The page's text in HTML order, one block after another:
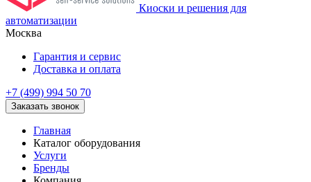
Киоски и решения для
автоматизации
Москва
Гарантия и сервис
Доставка и оплата
+7 (499) 994 50 70
Заказать звонок
Главная
Каталог оборудования
Услуги
Бренды